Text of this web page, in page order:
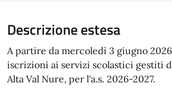
Descrizione estesa
A partire da mercoledì 3 giugno
iscrizioni ai servizi scolastici gestiti
Alta Val Nure, per l'a.s. 2026-2027.